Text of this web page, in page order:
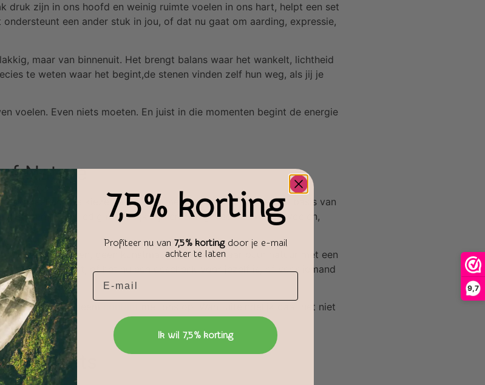
9,7
druk zijn in ons hoofd en weinig ruimte voelen in ons hart, helpt een set
een ander stuk in jou, of dat nu gaat om aarding, expressie,
maar van binnenuit. Het brengt balans waar het wankelt, lichtheid
te weten waar het begint,de stenen vinden zelf hun weg, als jij je
voelen. Even niets moeten. En juist in die momenten begint de energie
Nature
We kiezen elk kristal met de hand, niet alleen op basis van
stenen die volledig natuurlijk zijn en energetisch zuiver aanvoelen,
stenen, geen kunstmatige kleuren, maar puur natuur met een
op wie jij bent, of het nu een geschenk voor jezelf is, of voor iemand
begeleiden. Neem
met ons op. Want uiteindelijk gaat het niet
in mee.
sets
7,5% korting
Profiteer nu van 7,5% kortingdoor je e-mail
achter te laten
Ik wil 7,5% korting